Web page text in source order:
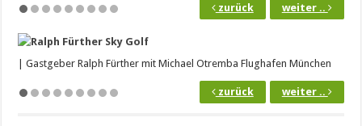
weiter ..
zurück
| Gastgeber Ralph Fürther mit Michael Otremba Flughafen München
weiter ..
zurück